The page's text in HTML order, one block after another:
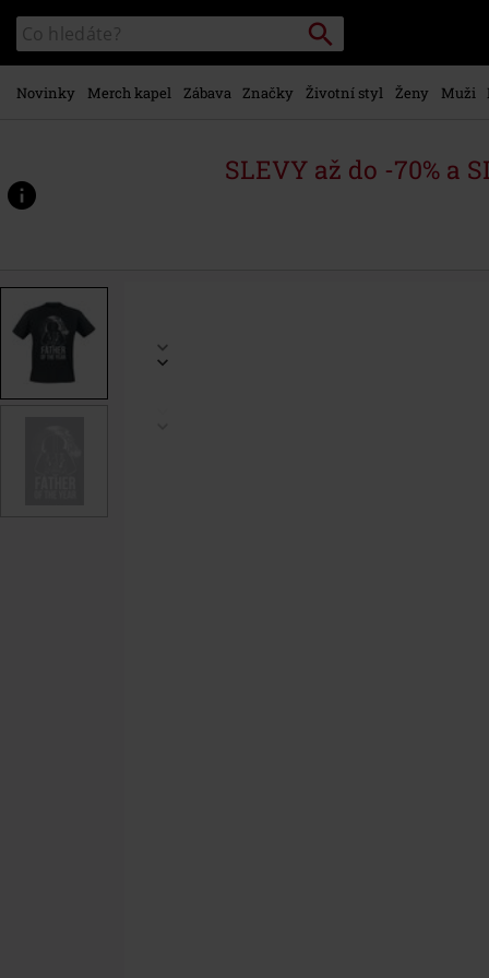
hlavnímu
obsahu
Katalog
vyhledávání
Vyhledávání
Novinky Merch kapel Zábava Značky Životní styl Ženy Muži
SLEVY až do -70% a
www.emp-
p/darth-